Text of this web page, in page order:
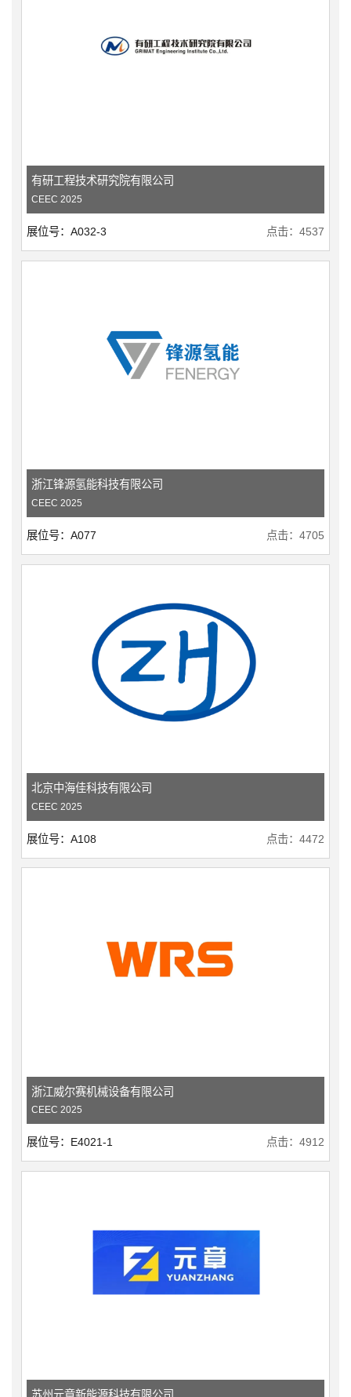
有研工程技术研究院有限公司
CEEC 2025
展位号：A032-3 点击：4537
浙江锋源氢能科技有限公司
CEEC 2025
展位号：A077 点击：4705
北京中海佳科技有限公司
CEEC 2025
展位号：A108 点击：4472
浙江威尔赛机械设备有限公司
CEEC 2025
展位号：E4021-1 点击：4912